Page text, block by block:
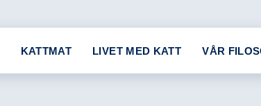
KATTMAT LIVET MED KATT VÅR